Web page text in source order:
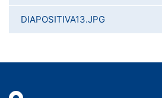
DIAPOSITIVA13.JPG